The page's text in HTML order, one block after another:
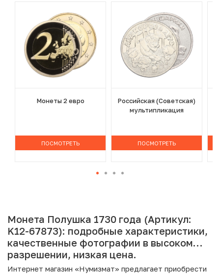
Монеты 2 евро
ПОСМОТРЕТЬ
Российская (Советская)
мультипликация
ПОСМОТРЕТЬ
Монета Полушка 1730 года (Артикул:
K12-67873): подробные характеристики,
качественные фотографии в высоком
разрешении, низкая цена.
Интернет магазин «Нумизмат» предлагает приобрести